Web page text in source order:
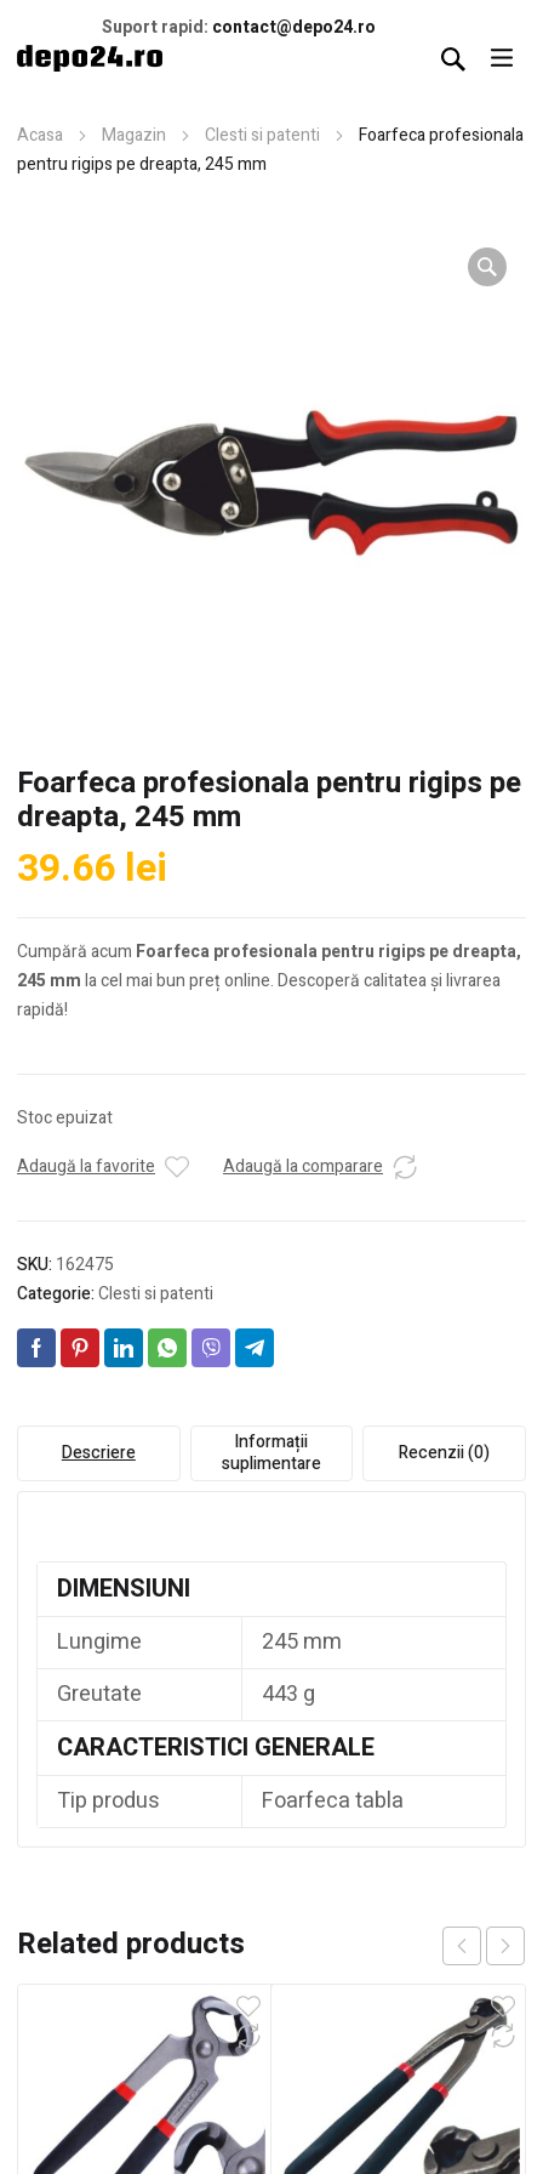
Suport rapid: contact@depo24.ro
Acasa Magazin Clesti si patenti
Foarfeca profesionala
pentru rigips pe dreapta, 245 mm
Foarfeca profesionala pentru rigips pe
dreapta, 245 mm
39.66 lei
Cumpără acum Foarfeca profesionala pentru rigips pe dreapta,
245 mmla cel mai bun preț online. Descoperă calitatea și livrarea
rapidă!
Stoc epuizat
Adaugă la favorite
Adaugă la comparare
SKU: 162475
Categorie:Clesti si patenti
Descriere
Informații
suplimentare
Recenzii (0)
DIMENSIUNI
Lungime
245 mm
Greutate
443 g
CARACTERISTICI GENERALE
Tip produs Foarfeca tabla
Related products